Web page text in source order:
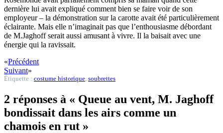
dernière lui avait expliqué comment bien se faire voir de son
employeur – la démonstration sur la carotte avait été particulièrement
éclairante. Mais elle n’imaginait pas que l’enthousiasme débordant
de M.Jaghoff serait aussi amusant à vivre. Il la baisait avec une
énergie qui la ravissait.
«Précédent
Suivant»
Étiquette : costume historique soubrettes
2 réponses à « Queue au vent, M. Jaghoff
bondissait dans les airs comme un
chamois en rut »